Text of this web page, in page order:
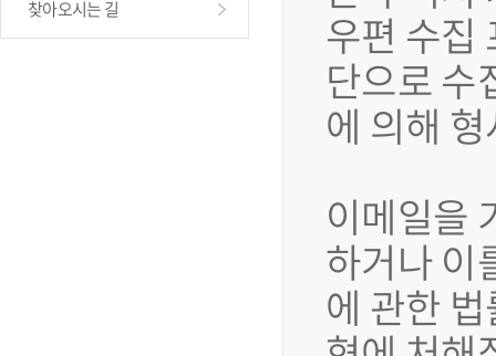
찾아오시는 길 우편 수집
단으로 수
에 의해
이메일을
하거나 이
에 관한